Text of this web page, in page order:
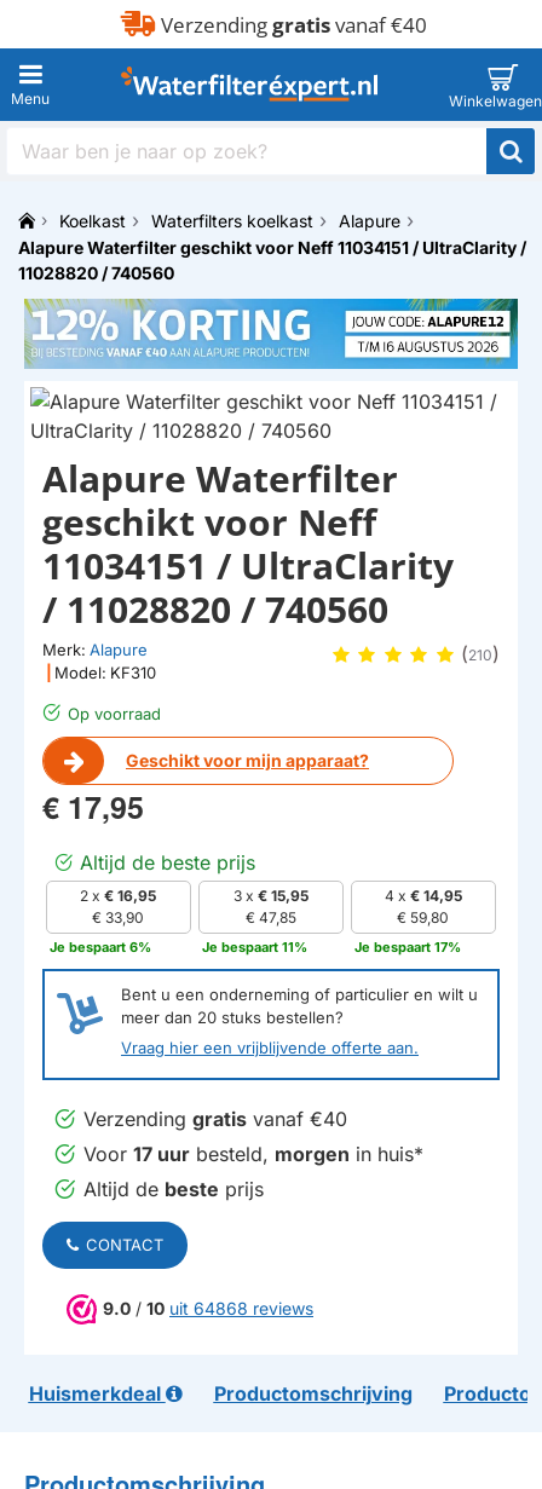
Verzendinggratisvanaf €40
Waar
naar
op
zoek?
h
o
e
Koelkast Waterfilters koelkast
Alapure
Alapure Waterfilter geschikt voor Neff 11034151 / UltraClarity /
11028820 / 740560
HUISMERK
Op voorraad
Geschikt voor mijn apparaat?
Alapure Waterfilter
geschikt voor Neff
11034151 / UltraClarity
/ 11028820 / 740560
Merk: Alapure
Model: KF310
(210)
€ 17,95
Altijd de beste prijs
2 x€ 16,95
€ 33,90
Je bespaart 6%
3 x € 15,95
€ 47,85
Je bespaart 11%
4 x € 14,95
€ 59,80
Je bespaart 17%
Bent u een onderneming of particulier en wilt u
meer dan 20 stuks bestellen?
Vraag hier een vrijblijvende offerte aan.
Verzending gratis vanaf €40
Voor 17 uur besteld, morgen in huis*
Altijd de beste prijs
CONTACT
9.0 / 10 uit 64868 reviews
Huismerkdeal Productomschrijving